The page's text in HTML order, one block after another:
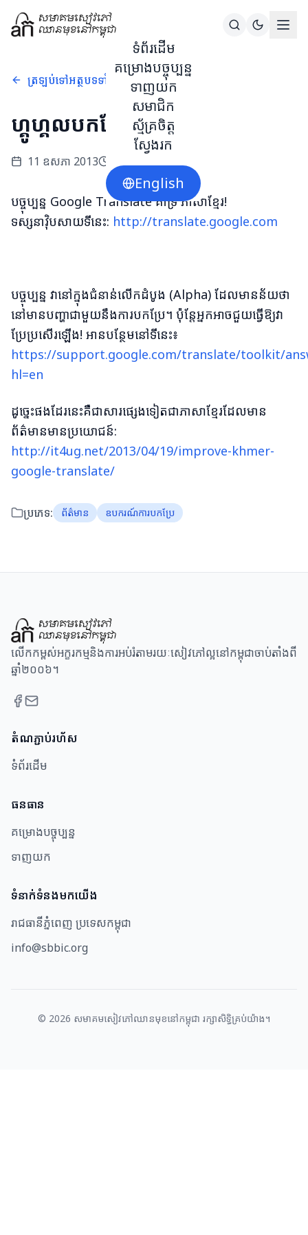
ទំព័រដើម
គម្រោងបច្ចុប្បន្ន
ទាញយក
សមាជិក
ស្ម័គ្រចិត្ត
ស្វែងរក
English
ត្រឡប់ទៅអត្ថបទទាំងអស់
ហ្គូហ្គលបកប្រែ
11 ឧសភា 2013
បច្ចុប្បន្ន Google Translate គាំទ្រ ភាសាខ្មែរ!
ទស្សនាវ៉ិបសាយទីនេះ: http://translate.google.com
បច្ចុប្បន្ន វានៅក្នុងជំនាន់លើកដំបូង (Alpha) ដែលមានន័យថា
នៅមានបញ្ហាជាមួយនឹងការបកប្រែ។ ប៉ុន្តែអ្នកអាចជួយធ្វើឱ្យវា
ប្រែប្រសើរឡើង! អានបន្ថែមនៅទីនេះ៖
https://support.google.com/translate/toolkit/
hl=en
ដូច្នេះផងដែរនេះគឺជាសារផ្សេងទៀតជាភាសាខ្មែរដែលមាន
ព័ត៌មានមានប្រយោជន៍:
http://it4ug.net/2013/04/19/improve-khmer-
google-translate/
ប្រភេទ: ព័ត៌មាន ឧបករណ៍ការបកប្រែ
លើកកម្ពស់អក្ខរកម្មនិងការអប់រំតាមរយៈសៀវភៅល្អនៅកម្ពុជាចាប់តាំងពី
ឆ្នាំ២០០៦។
តំណភ្ជាប់រហ័ស
ទំព័រដើម
ធនធាន​
គម្រោងបច្ចុប្បន្ន
ទាញយក
ទំនាក់ទំនងមកយើង
រាជធានីភ្នំពេញ ប្រទេសកម្ពុជា
info@sbbic.org
© 2026 សមាគម​សៀវភៅឈាន​មុខ​នៅ​កម្ពុជា រក្សាសិទ្ធិគ្រប់យ៉ាង។